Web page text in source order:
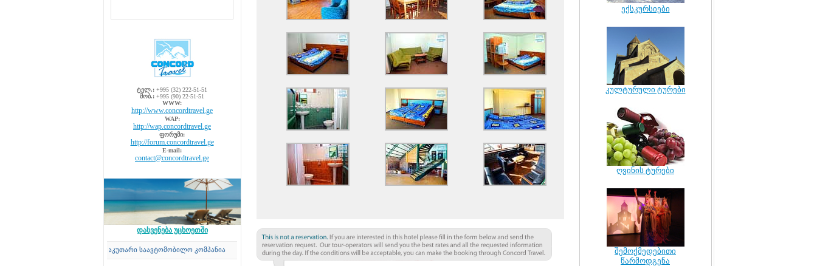
ტელ.: +995 (32) 222-51-51
მობ.: +995 (90) 22-51-51
WWW:
http://www.concordtravel.ge
WAP:
http://wap.concordtravel.ge
ფორუმი:
http://forum.concordtravel.ge
E-mail:
contact@concordtravel.ge
დასვენება უცხოეთში
-ის საკუთარი საავტომობილო კომპანია
ექსკურსიები
კულტურული ტურები
ღვინის ტურები
შემოქმედებითი
წარმოდგენა